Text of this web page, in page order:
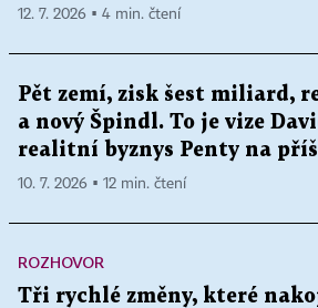
12. 7. 2026 ▪ 4 min. čtení
Pět zemí, zisk šest miliard,
a nový Špindl. To je vize
realitní byznys Penty na
10. 7. 2026 ▪ 12 min. čtení
ROZHOVOR
Tři rychlé změny, které